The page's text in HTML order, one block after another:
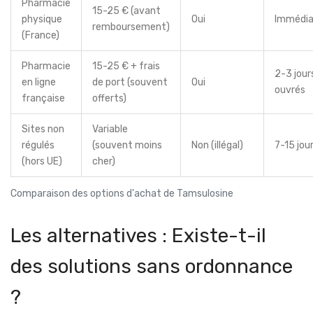
Comparaison des options d'achat de Tamsulosine
Pharmacie
physique
(France)
15-25 € (avant
remboursement)
Oui
Pharmacie
en ligne
française
15-25 € + frais
de port (souvent
offerts)
Oui
2-3
ouvrés
Sites non
régulés
(hors UE)
Variable
(souvent moins
cher)
Non (illégal) 7-15
Les alternatives : Existe-t-il
des solutions sans ordonnance
?